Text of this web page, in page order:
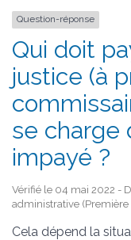
Question-réponse
Qui doit
justice (à
se charge
impayé ?
Vérifié le 04 mai 2022 -
administrative (Première
Cela dépend la